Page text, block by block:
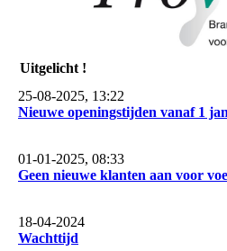
Uitgelicht !
25-08-2025, 13:22
Nieuwe openingstijden vanaf 1
01-01-2025, 08:33
Geen nieuwe klanten aan voor
18-04-2024
Wachttijd